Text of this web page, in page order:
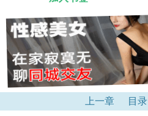
上一章 目录